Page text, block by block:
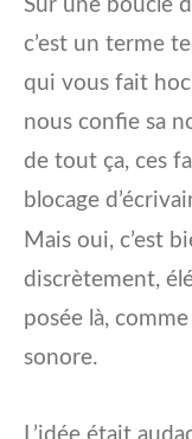
Sur une boucle
c’est un terme
qui vous fait
nous confie sa
de tout ça, ces
blocage
Mais oui, c’est
discrètement,
posée là,
sonore.